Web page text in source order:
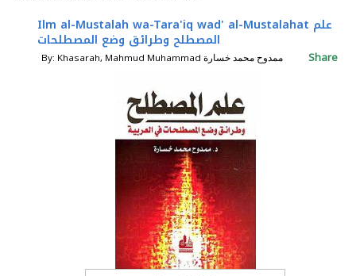
Ilm al-Mustalah wa-Tara'iq wad' al-Mustalahat علم
المصطلح وطرائق وضع المصطلحات
By: Khasarah, Mahmud Muhammad ممدوح محمد خسارة Share